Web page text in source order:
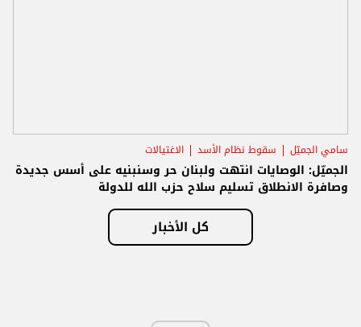
سامي الجميّل سقوط نظام الأسد الاغتيالات
الجميّل: الوصايات انتهت ولبنان حر وسنبنيه على أسس جديدة
وصافرة الانطلاق تسليم سلاح حزب الله للدولة
كل الأخبار